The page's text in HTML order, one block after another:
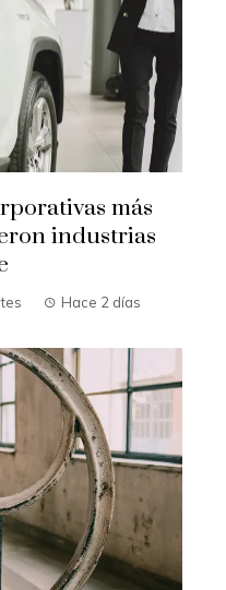
más
industrias
Hace 2 días